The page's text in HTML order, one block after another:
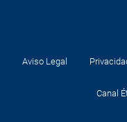
proceso de
asistencia básica
añadir a su
(podrá
Pago flexiblesin
Aviso Legal
Canal